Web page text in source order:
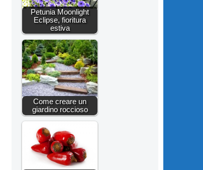
Petunia Moonlight
Eclipse, fioritura
estiva
Come creare un
giardino roccioso